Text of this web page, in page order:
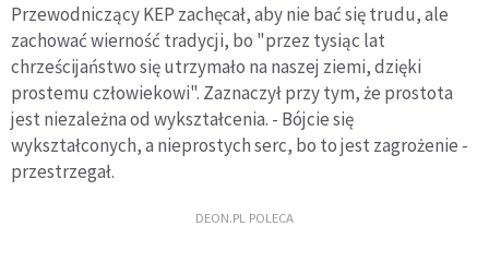
Przewodniczący KEP zachęcał, aby nie bać się trudu, ale
zachować wierność tradycji, bo "przez tysiąc lat
chrześcijaństwo się utrzymało na naszej ziemi, dzięki
prostemu człowiekowi". Zaznaczył przy tym, że prostota
jest niezależna od wykształcenia. - Bójcie się
wykształconych, a nieprostych serc, bo to jest zagrożenie -
przestrzegał.
DEON.PL POLECA